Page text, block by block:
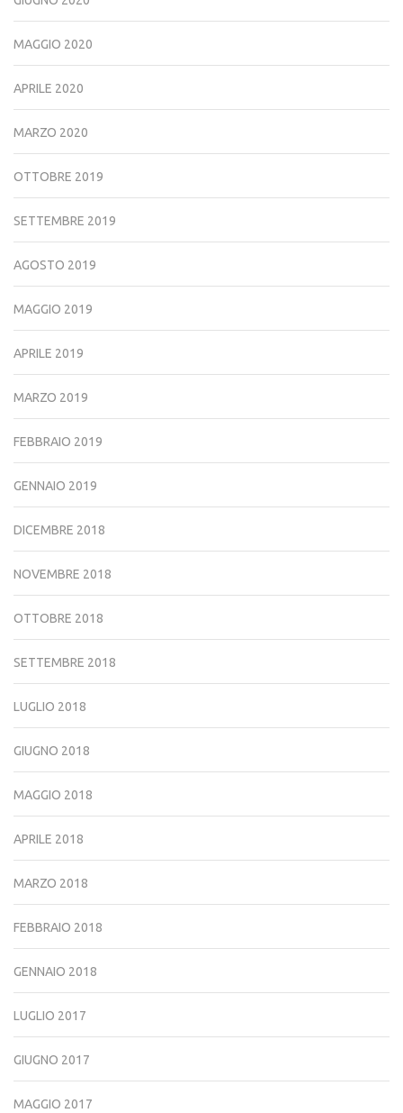
MAGGIO 2020
APRILE 2020
MARZO 2020
OTTOBRE 2019
SETTEMBRE 2019
AGOSTO 2019
MAGGIO 2019
APRILE 2019
MARZO 2019
FEBBRAIO 2019
GENNAIO 2019
DICEMBRE 2018
NOVEMBRE 2018
OTTOBRE 2018
SETTEMBRE 2018
LUGLIO 2018
GIUGNO 2018
MAGGIO 2018
APRILE 2018
MARZO 2018
FEBBRAIO 2018
GENNAIO 2018
LUGLIO 2017
GIUGNO 2017
MAGGIO 2017